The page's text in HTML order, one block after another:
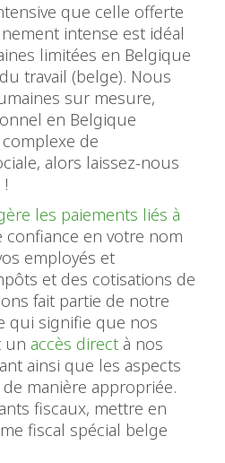
que celle offerte
intense est idéal
limitées en Belgique
travail (belge). Nous
sur mesure,
en Belgique
de
alors laissez-nous
les paiements liés à
en votre nom
employés et
et des cotisations de
fait partie de notre
qui signifie que nos
un accès direct à nos
ainsi que les aspects
manière appropriée.
fiscaux, mettre en
fiscal spécial belge